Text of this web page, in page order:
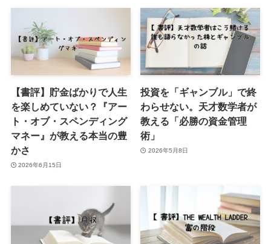
【書評】貯金ばかりで人生
を楽しめていない？『アー
ト・オブ・スペンディング
マネー』が教える本当の豊
かさ
2026年6月15日
投資を「ギャンブル」で終
わらせない。天才数学者が
教える「必勝の資金管理
術」
2026年5月8日